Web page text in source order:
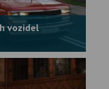
vozidel